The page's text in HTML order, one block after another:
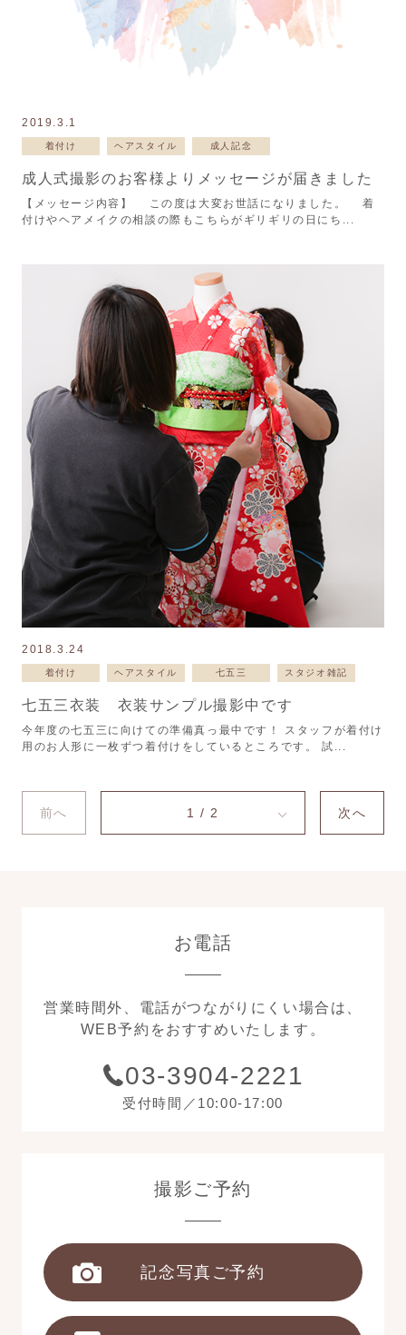
2019.3.1
着付け ヘアスタイル 成人記念
成人式撮影のお客様よりメッセージが届きました
【メッセージ内容】 この度は大変お世話になりました。 着
付けやヘアメイクの相談の際もこちらがギリギリの日にち...
2018.3.24
着付け ヘアスタイル 七五三 スタジオ雑記
七五三衣装 衣装サンプル撮影中です
今年度の七五三に向けての準備真っ最中です！ スタッフが着付け
用のお人形に一枚ずつ着付けをしているところです。 試...
前へ 1 / 2 次へ
お電話
営業時間外、電話がつながりにくい場合は、
WEB予約をおすすめいたします。
03-3904-2221
受付時間／10:00-17:00
撮影ご予約
記念写真ご予約